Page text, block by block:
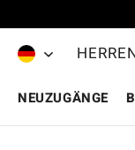
NEUZUGÄNGE